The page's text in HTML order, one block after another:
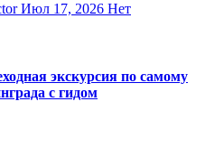
Июл 17, 2026 Нет
экскурсия по самому
с гидом